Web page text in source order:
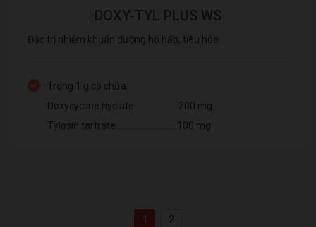
DOXY-TYL PLUS WS
Đặc trị nhiễm khuẩn đường hô hấp, tiêu hóa
Trong 1 g có chứa:
Doxycycline hyclate.....................200 mg.
Tylosin tartrate.............................100 mg.
1 2